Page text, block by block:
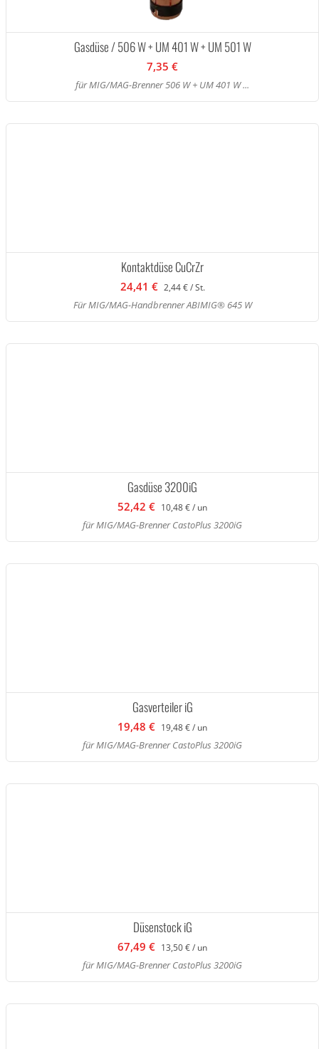
Gasdüse / 506 W + UM 401 W + UM 501 W
7,35 €
für MIG/MAG-Brenner 506 W + UM 401 W ...
Kontaktdüse CuCrZr
24,41 € 2,44 € / St.
Für MIG/MAG-Handbrenner ABIMIG® 645 W
Gasdüse 3200iG
52,42 € 10,48 € / un
für MIG/MAG-Brenner CastoPlus 3200iG
Gasverteiler iG
19,48 € 19,48 € / un
für MIG/MAG-Brenner CastoPlus 3200iG
Düsenstock iG
67,49 € 13,50 € / un
für MIG/MAG-Brenner CastoPlus 3200iG